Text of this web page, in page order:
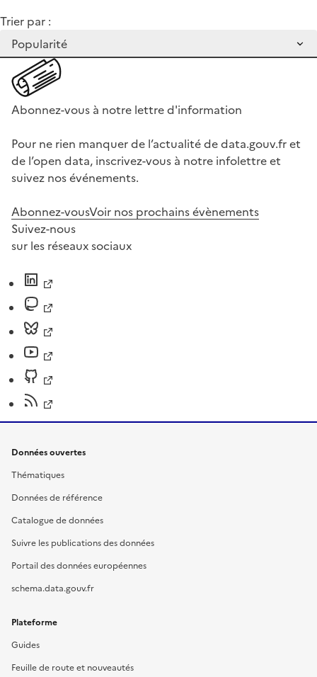
Trier par :
Abonnez-vous à notre lettre d'information
Pour ne rien manquer de l’actualité de data.gouv.fr et
de l’open data, inscrivez-vous à notre infolettre et
suivez nos événements.
Abonnez-vousVoir nos prochains évènements
Suivez-nous
sur les réseaux sociaux
Données ouvertes
Thématiques
Données de référence
Catalogue de données
Suivre les publications des données
Portail des données européennes
schema.data.gouv.fr
Plateforme
Guides
Feuille de route et nouveautés